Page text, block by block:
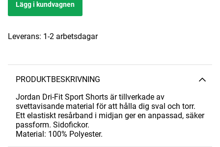
Lägg i kundvagnen
Leverans: 1-2 arbetsdagar
PRODUKTBESKRIVNING
Jordan Dri-Fit Sport Shorts är tillverkade av
svettavisande material för att hålla dig sval och torr.
Ett elastiskt resårband i midjan ger en anpassad, säker
passform. Sidofickor.
Material: 100% Polyester.